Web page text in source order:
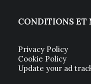
CONDITIONS ET
Privacy Policy
Cookie Policy
Update your ad